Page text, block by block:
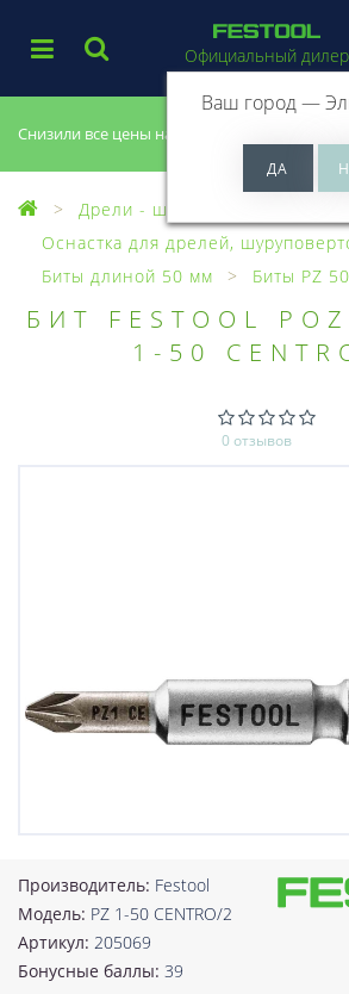
Снизили все цены на 20%, успей купить!
Официальный дилер
Ваш город —
Дрели - шуруповерты
Оснастка для дрелей,
Биты длиной 50 мм
Биты PZ
БИТ FESTOOL
1-50
0 отзывов
Производитель: Festool
Модель: PZ 1-50 CENTRO/2
Артикул: 205069
Бонусные баллы: 39